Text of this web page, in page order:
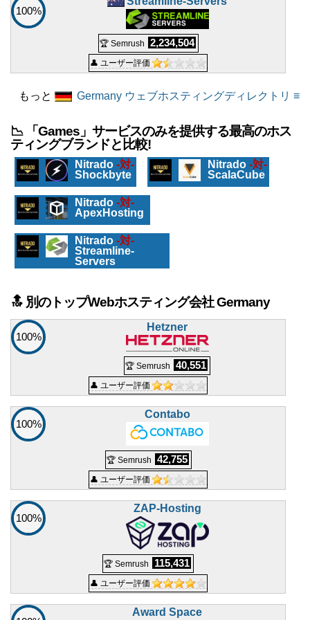
100%
🏆 Semrush 2,234,504
👤 ユーザー評価
もっと Germany ウェブホスティングディレクトリ ≡
📉 「Games」サービスのみを提供する最高のホス
ティングブランドと比較!
Nitrado -対-
Shockbyte
Nitrado -対-
ScalaCube
Nitrado -対-
ApexHosting
Nitrado -対-
Streamline-
Servers
🔝 別のトップWebホスティング会社 Germany
100%
Hetzner
🏆 Semrush 40,551
👤 ユーザー評価
100%
Contabo
🏆 Semrush 42,755
👤 ユーザー評価
100%
ZAP-Hosting
🏆 Semrush 115,431
👤 ユーザー評価
Award Space